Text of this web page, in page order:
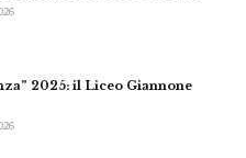
2025: il Liceo Giannone